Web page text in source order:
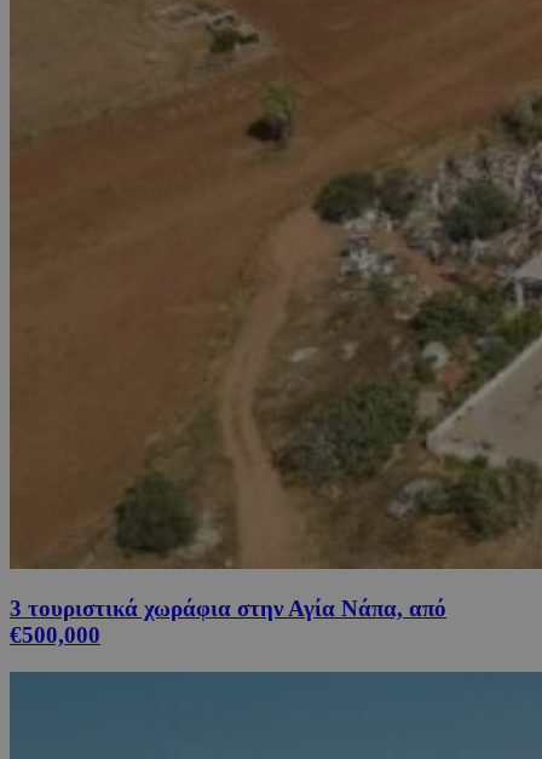
3 τουριστικά χωράφια στην Αγία Νάπα, από
€500,000